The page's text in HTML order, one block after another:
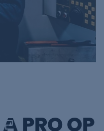
PRO OP